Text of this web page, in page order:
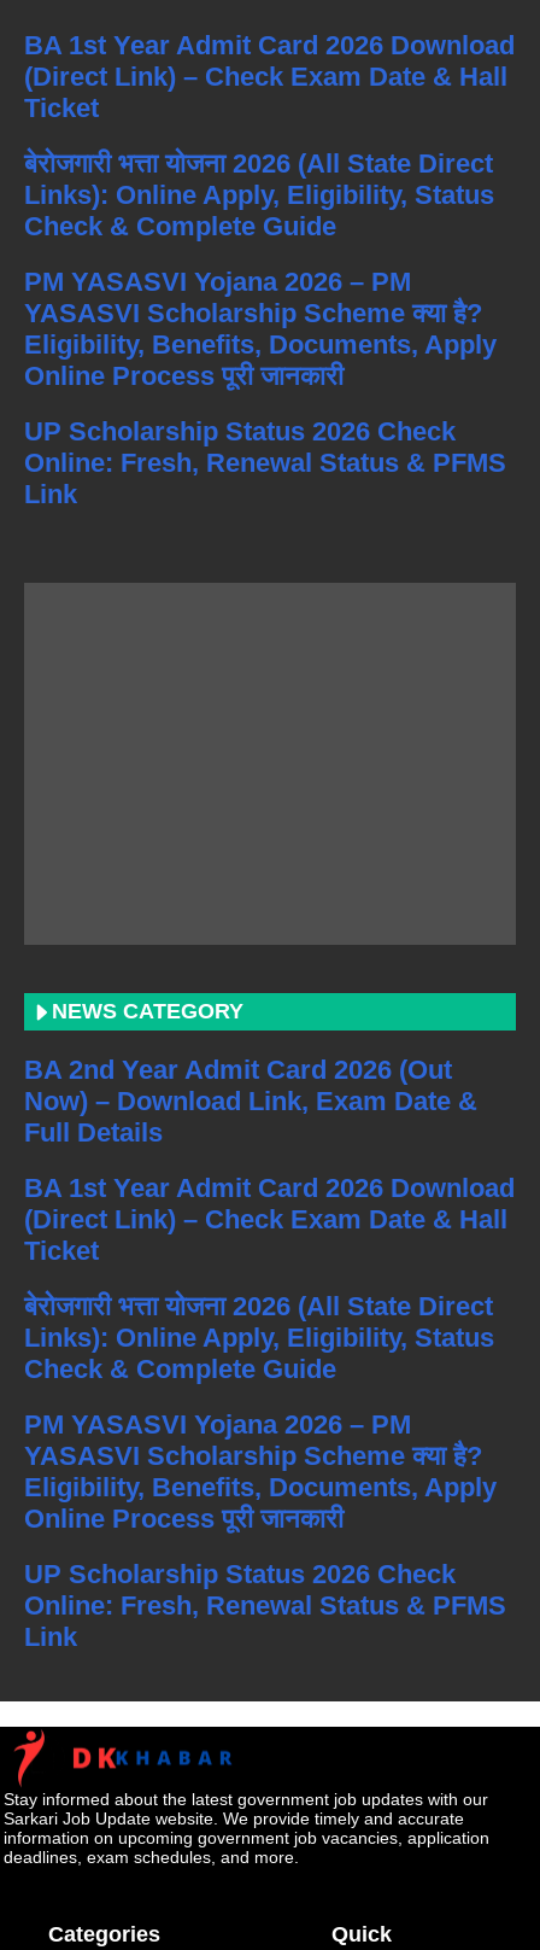
BA 1st Year Admit Card 2026 Download
(Direct Link) – Check Exam Date & Hall
Ticket
बेरोजगारी भत्ता योजना 2026 (All State Direct
Links): Online Apply, Eligibility, Status
Check & Complete Guide
PM YASASVI Yojana 2026 – PM
YASASVI Scholarship Scheme क्या है?
Eligibility, Benefits, Documents, Apply
Online Process पूरी जानकारी
UP Scholarship Status 2026 Check
Online: Fresh, Renewal Status & PFMS
Link
NEWS CATEGORY
BA 2nd Year Admit Card 2026 (Out
Now) – Download Link, Exam Date &
Full Details
BA 1st Year Admit Card 2026 Download
(Direct Link) – Check Exam Date & Hall
Ticket
बेरोजगारी भत्ता योजना 2026 (All State Direct
Links): Online Apply, Eligibility, Status
Check & Complete Guide
PM YASASVI Yojana 2026 – PM
YASASVI Scholarship Scheme क्या है?
Eligibility, Benefits, Documents, Apply
Online Process पूरी जानकारी
UP Scholarship Status 2026 Check
Online: Fresh, Renewal Status & PFMS
Link
Stay informed about the latest government job updates with our
Sarkari Job Update website. We provide timely and accurate
information on upcoming government job vacancies, application
deadlines, exam schedules, and more.
Categories
Quick